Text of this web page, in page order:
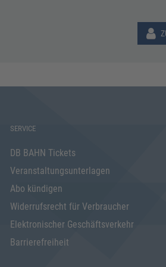
SERVICE
DB BAHN Tickets
Veranstaltungsunterlagen
Abo kündigen
Widerrufsrecht für Verbraucher
Elektronischer Geschäftsverkehr
Barrierefreiheit